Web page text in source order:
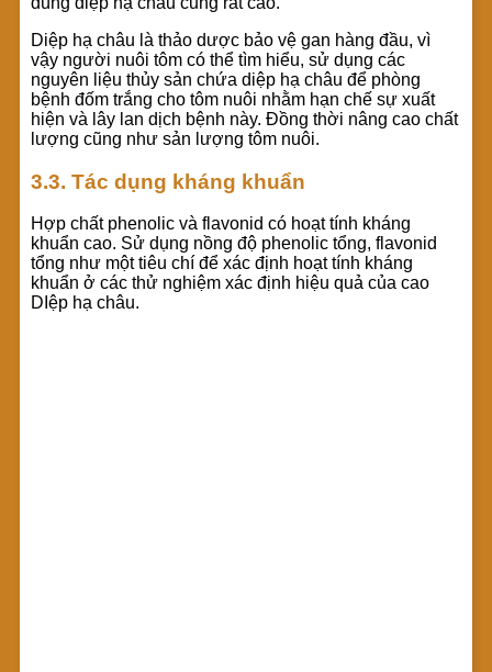
Diệp hạ châu là thảo dược bảo vệ gan hàng đầu, vì
vậy người nuôi tôm có thể tìm hiểu, sử dụng các
nguyên liệu thủy sản chứa diệp hạ châu để phòng
bệnh đốm trắng cho tôm nuôi nhằm hạn chế sự xuất
hiện và lây lan dịch bệnh này. Đồng thời nâng cao chất
lượng cũng như sản lượng tôm nuôi.
3.3. Tác dụng kháng khuẩn
Hợp chất phenolic và flavonid có hoạt tính kháng
khuẩn cao. Sử dụng nồng độ phenolic tổng, flavonid
tổng như một tiêu chí để xác định hoạt tính kháng
khuẩn ở các thử nghiệm xác định hiệu quả của cao
DIệp hạ châu.